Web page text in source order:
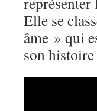
Elle se
âme » qui
son